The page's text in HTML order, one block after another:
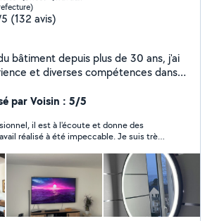
(132 avis)
bâtiment depuis plus de 30 ans, j'ai
et diverses compétences dans
plomberie
éléments sur un mur Poser du placo
plan de travail, montage cuisine
bain Installation électroménager,
parquet
miroirs, tableaux, étagères,
n'hésitez pas à me contacter pour
mes services
par Voisin : 5/5
il est à l'écoute et donne des
réalisé à été impeccable. Je suis très